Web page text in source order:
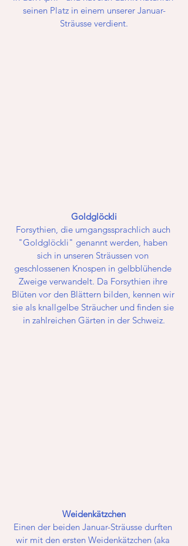
seinen Platz in einem unserer Januar-
Sträusse verdient.
Goldglöckli
Forsythien, die umgangssprachlich auch
"Goldglöckli" genannt werden, haben
sich in unseren Sträussen von
geschlossenen Knospen in gelbblühende
Zweige verwandelt. Da Forsythien ihre
Blüten vor den Blättern bilden, kennen wir
sie als knallgelbe Sträucher und finden sie
in zahlreichen Gärten in der Schweiz.
Weidenkätzchen
Einen der beiden Januar-Sträusse durften
wir mit den ersten Weidenkätzchen (aka